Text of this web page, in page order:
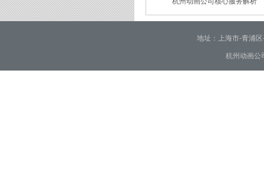
2026/01/30
2026/01/28
地址：上海市-青浦
杭州动画公